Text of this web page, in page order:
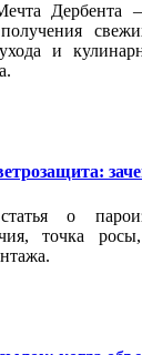
и
о
точка